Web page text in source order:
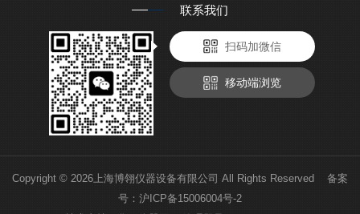
联系我们
扫码加微信
移动端浏览
Copyright © 2026上海博翎仪器设备有限公司 All Rights Reserved 备案
号： 沪ICP备15006004号-2